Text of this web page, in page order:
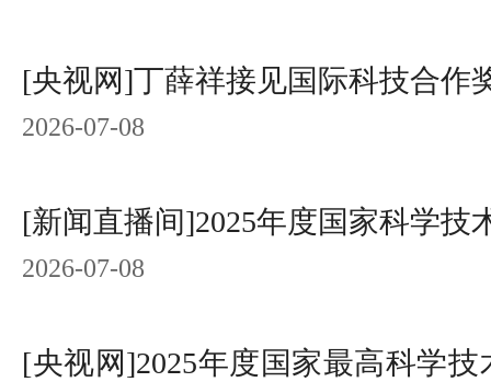
[央视网]丁薛祥接见国际科技合作
2026-07-08
[新闻直播间]2025年度国家科学技
2026-07-08
[央视网]2025年度国家最高科学